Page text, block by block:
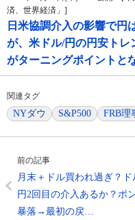
済、世界経済」]
日米協調介入の影響で円
が、米ドル/円の円安トレ
がターニングポイントと
関連タグ
NYダウ S&P500 FRB理
前の記事
月末＋ドル買われ過ぎ？ド
円2回目の介入あるか？ポ
暴落→最初の戻…